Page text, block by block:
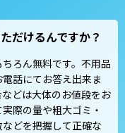
だけるんですか？
ろん無料です。不用品
話にてお答え出来ま
どは大体のお値段をお
際の量や粗大ゴミ・
どを把握して正確な